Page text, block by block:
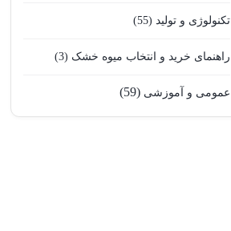
تکنولوژی و تولید(55)
راهنمای خرید و انتخاب میوه خشک (3)
عمومی و آموزشی (59)